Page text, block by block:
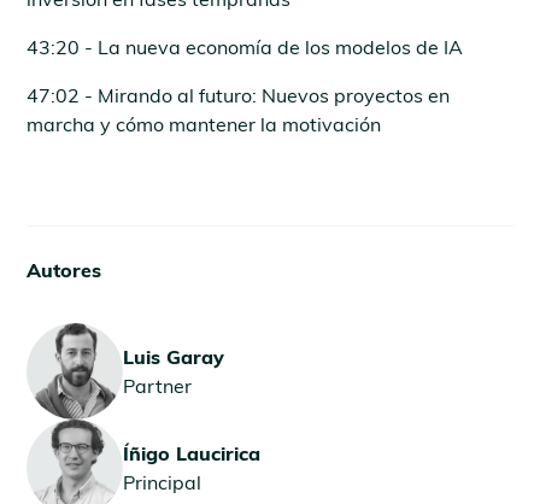
43:20 - La nueva economía de los modelos de IA
47:02 - Mirando al futuro: Nuevos proyectos en
marcha y cómo mantener la motivación
Autores
Luis Garay
Partner
Íñigo Laucirica
Principal